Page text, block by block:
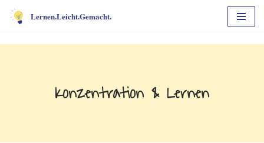
Lernen.Leicht.Gemacht.
Konzentration & Lernen